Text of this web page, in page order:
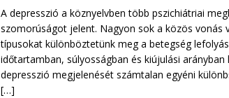
A depresszió a köznyelvben több pszichiátriai
szomorúságot jelent. Nagyon sok a közös
típusokat különböztetünk meg a betegség
időtartamban, súlyosságban és kiújulási
depresszió megjelenését számtalan egyéni
[…]